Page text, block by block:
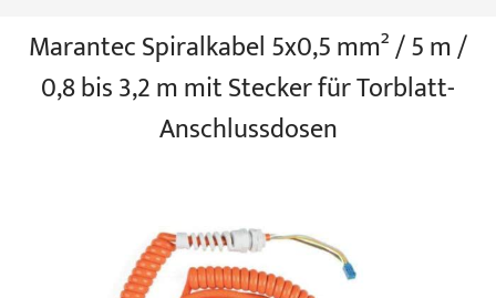
Ende
Bildgalerie
Marantec Spiralkabel 5x0,5 mm² / 5 m /
0,8 bis 3,2 m mit Stecker für Torblatt-
Anschlussdosen